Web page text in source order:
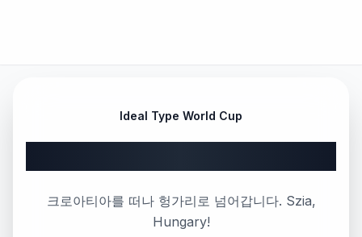
Ideal Type World Cup
크로아티아를 떠나 헝가리로 넘어갑니다. Szia,
Hungary!